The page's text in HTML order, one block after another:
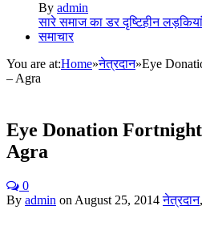
By admin
सारे समाज का डर दृष्टिहीन
समाचार
You are at:Home»नेत्रदान»Eye
– Agra
Eye Donation
Agra
0
By admin on August 25, 2014 नेत्रदान